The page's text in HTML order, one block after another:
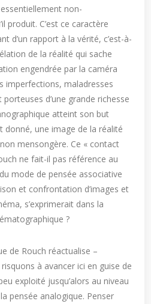
non-
produit. C’est ce caractère
d’un rapport à la vérité, c’est-à-
de la réalité qui sache
engendrée par la caméra
imperfections, maladresses
d’une grande richesse
atteint son but
donné, une image de la réalité
mensongère. Ce « contact
ne fait-il pas référence au
mode de pensée associative
et confrontation d’images et
s’exprimerait dans la
?
de Rouch réactualise –
à avancer ici en guise de
exploité jusqu’alors au niveau
pensée analogique. Penser